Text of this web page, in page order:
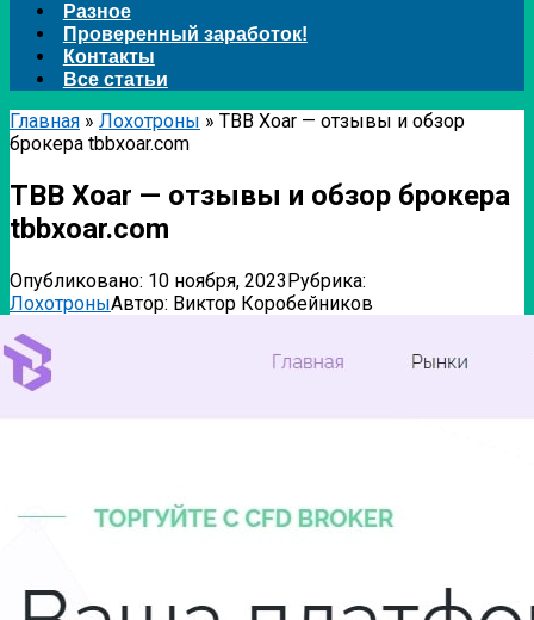
Разное
Проверенный заработок!
Контакты
Все статьи
Главная » Лохотроны » TBB Xoar — отзывы и обзор
брокера tbbxoar.com
TBB Xoar — отзывы и обзор брокера
tbbxoar.com
Опубликовано: 10 ноября, 2023Рубрика:
ЛохотроныАвтор: Виктор Коробейников